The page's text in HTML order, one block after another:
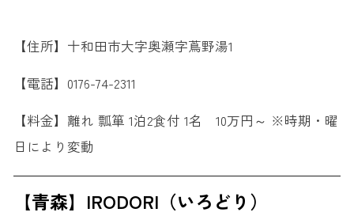
【住所】十和田市大字奥瀬字蔦野湯1
【電話】0176-74-2311
【料金】離れ 瓢箪 1泊2食付 1名 10万円～ ※時期・曜
日により変動
【青森】IRODORI（いろどり）